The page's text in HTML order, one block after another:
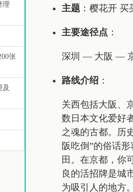
理
张
及
主题 ：樱花开 买
主要途径点 ：
深圳 — 大阪 —
路线介绍 ：
关西包括大阪、
数日本文化爱好
之魂的古都。历
阪吃倒”的俗话
田。在京都，你
良的活招牌是城
为吸引人的地方。